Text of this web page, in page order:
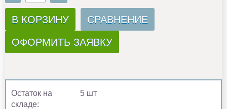
В КОРЗИНУ СРАВНЕНИЕ
ОФОРМИТЬ ЗАЯВКУ
Остаток на
складе:
5 шт